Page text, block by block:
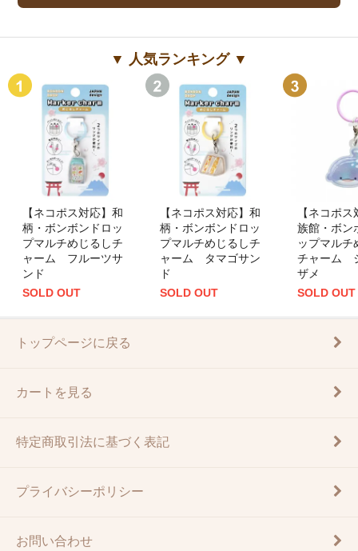
▼ 人気ランキング ▼
【ネコポス対応】和
柄・ボンボンドロッ
プマルチめじるしチ
ャーム フルーツサ
ンド
SOLD OUT
【ネコポス対応】和
柄・ボンボンドロッ
プマルチめじるしチ
ャーム タマゴサン
ド
SOLD OUT
【ネコポ
族館・ボン
ップマルチ
チャーム
ザメ
SOLD OUT
トップページに戻る
カートを見る
特定商取引法に基づく表記
プライバシーポリシー
お問い合わせ